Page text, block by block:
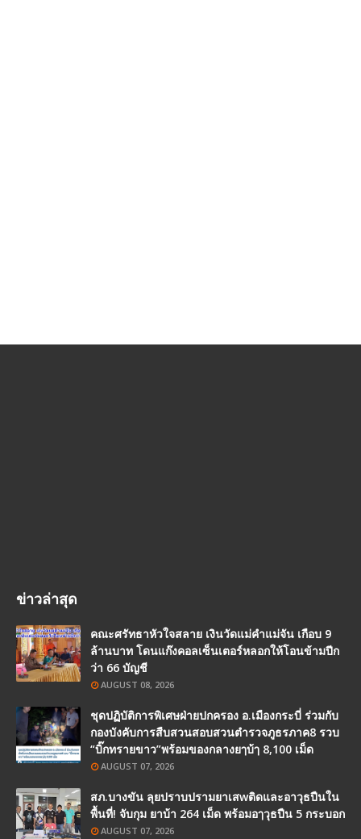
ข่าวล่าสุด
คณะศรัทธาหัวใจสลาย เงินวัดแม่คำแม่จัน เกือบ 9
ล้านบาท โดนแก๊งคอลเซ็นเตอร์หลอกให้โอนข้ามปีก
ว่า 66 บัญชี
AUGUST 08, 2026
ชุดปฏิบัติการพิเศษฝ่ายปกครอง อ.เมืองกระบี่ ร่วมกับ
กองบังคับการสืบสวนสอบสวนตำรวจภูธรภาค8 รวบ
“บิ๊กทรายขาว”พร้อมของกลางยๅบ้ๅ 8,100 เม็ด
AUGUST 07, 2026
สภ.บางขัน ลุยปราบปรามยาเสwติดและอาวุธปืนใน
พื้นที่! จับกุม ยาบ้า 264 เม็ด พร้อมอๅวุธปืน 5 กระบอก
AUGUST 07, 2026